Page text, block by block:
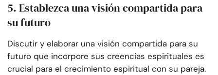
5. Establezca una visión compartida para
su futuro
Discutir y elaborar una visión compartida para su
futuro que incorpore sus creencias espirituales es
crucial para el crecimiento espiritual con su pareja.